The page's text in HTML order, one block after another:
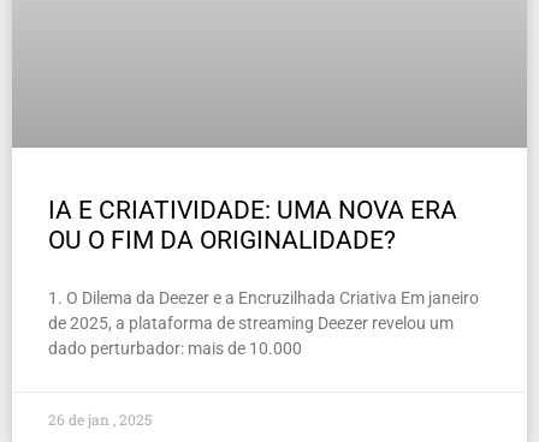
IA E CRIATIVIDADE: UMA NOVA ERA
OU O FIM DA ORIGINALIDADE?
1. O Dilema da Deezer e a Encruzilhada Criativa Em janeiro
de 2025, a plataforma de streaming Deezer revelou um
dado perturbador: mais de 10.000
26 de jan , 2025